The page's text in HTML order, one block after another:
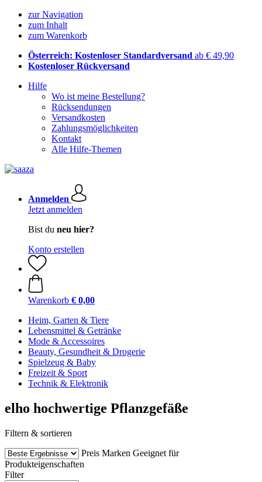
zur Navigation
zum Inhalt
zum Warenkorb
Österreich: Kostenloser Standardversand ab € 49,90
Kostenloser Rückversand
Hilfe
Wo ist meine Bestellung?
Rücksendungen
Versandkosten
Zahlungsmöglichkeiten
Kontakt
Alle Hilfe-Themen
Anmelden
Jetzt anmelden
Bist du neu hier?
Konto erstellen
Warenkorb € 0,00
Heim, Garten & Tiere
Lebensmittel & Getränke
Mode & Accessoires
Beauty, Gesundheit & Drogerie
Spielzeug & Baby
Freizeit & Sport
Technik & Elektronik
elho hochwertige Pflanzgefäße
Filtern & sortieren
Preis Marken Geeignet für
Produkteigenschaften
Filter